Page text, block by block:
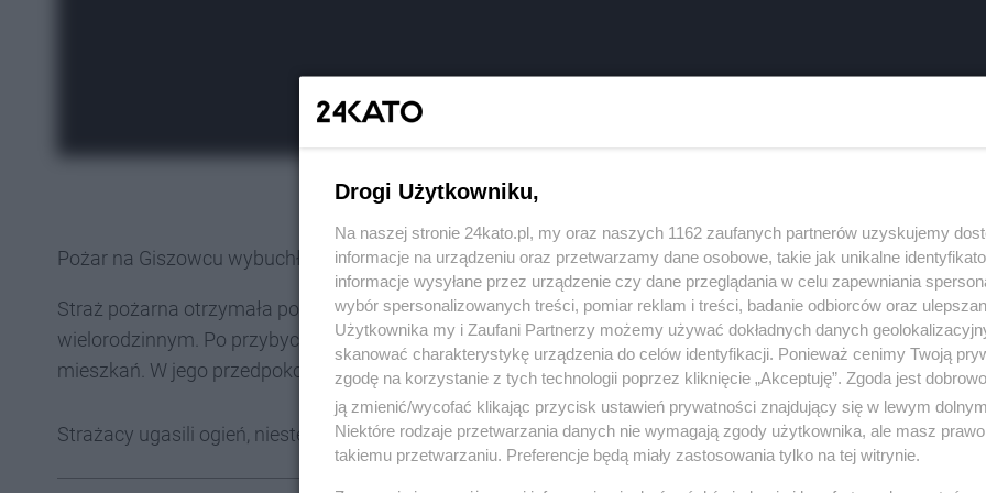
Pożar na Giszowcu wybuchł w piątek 14 lutego.
Straż pożarna otrzymała powiadomienie o pożarze o godzinie 15:08. Paliło się w budynku
wielorodzinnym. Po przybyciu na miejsce pożaru strażacy odkryli, ze ogień wybuchł w kuchni jednego z
mieszkań. W jego przedpokoju była nieprzytomna kobieta.
Strażacy ugasili ogień, niestety jednak, pomimo podjętej reanimacji, kobieta zmarła.
Drogi Użytkowniku,
Na naszej stronie 24kato.pl, my oraz naszych 1162 zaufanych partnerów uzyskujemy
informacje na urządzeniu oraz przetwarzamy dane osobowe, takie jak unikalne
informacje wysyłane przez urządzenie czy dane przeglądania w celu zapewniania
wybór spersonalizowanych treści, pomiar reklam i treści, badanie odbiorców oraz
Użytkownika my i Zaufani Partnerzy możemy używać dokładnych danych
skanować charakterystykę urządzenia do celów identyfikacji. Ponieważ cenimy Twoją
zgodę na korzystanie z tych technologii poprzez kliknięcie „Akceptuję”. Zgoda jest
ją zmienić/wycofać klikając przycisk ustawień prywatności znajdujący się w lewym
Niektóre rodzaje przetwarzania danych nie wymagają zgody użytkownika, ale masz
takiemu przetwarzaniu. Preferencje będą miały zastosowania tylko na tej witrynie.